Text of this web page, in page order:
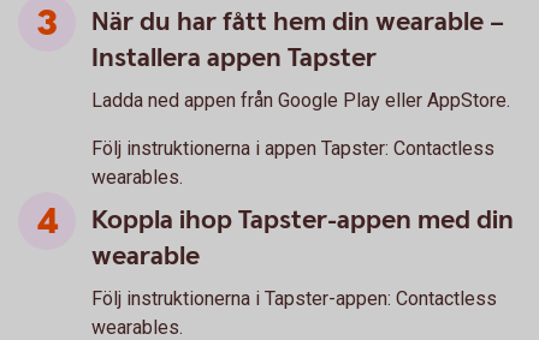
När du har fått hem din wearable –
Installera appen Tapster
Ladda ned appen från Google Play eller AppStore.
Följ instruktionerna i appen Tapster: Contactless
wearables.
Koppla ihop Tapster-appen med din
wearable
Följ instruktionerna i Tapster-appen: Contactless
wearables.